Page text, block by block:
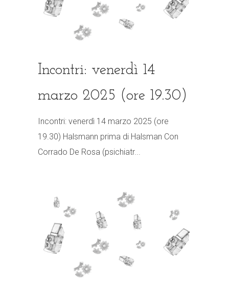
Incontri: venerdì 14
marzo 2025 (ore 19.30)
Incontri: venerdì 14 marzo 2025 (ore
19.30) Halsmann prima di Halsman Con
Corrado De Rosa (psichiatr...